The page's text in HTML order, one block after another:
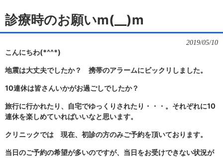
診療時のお願いm(__)m
2019/05/10
こんにちわ(*^^*)
地震は大丈夫でしたか？ 携帯のアラームにビックリしました。
10連休は皆さんいかがお過ごしでしたか？
旅行に行かれたり、自宅でゆっくりされたり・・・。それぞれに10
連休を楽しめていればいいなと思います。
クリニックでは 現在、初診の方のみご予約を頂いております。
当日のご予約の希望が多いのですが、当日をお受けできない状況が